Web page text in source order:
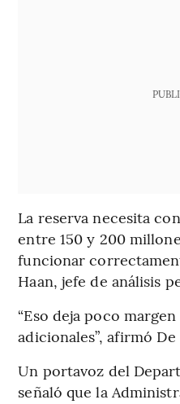
La reserva necesita
entre 150 y 200
funcionar
Haan, jefe de análisis
“Eso deja poco
adicionales”, afirmó
Un portavoz del
señaló que la